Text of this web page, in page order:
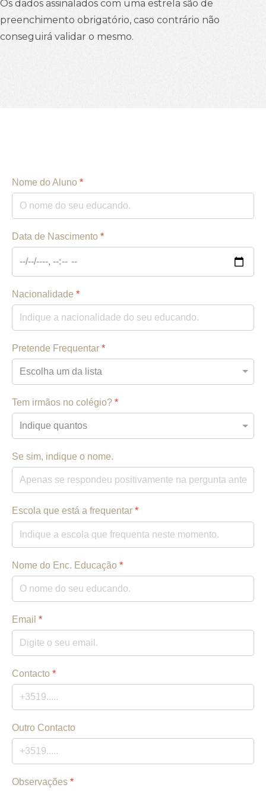
Os dados assinalados com uma estrela são de
preenchimento obrigatório, caso contrário não
conseguirá validar o mesmo.
Nome do Aluno *
Data de Nascimento *
Nacionalidade *
Pretende Frequentar *
Tem irmãos no colégio? *
Se sim, indique o nome.
Escola que está a frequentar *
Nome do Enc. Educação *
Email *
Contacto *
Outro Contacto
Observações *